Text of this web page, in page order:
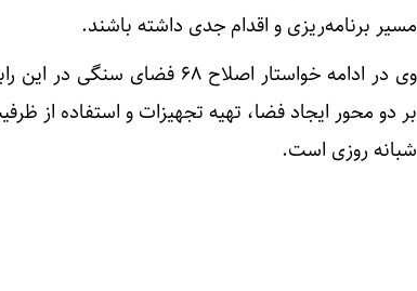
مسیر برنامه‌ریزی و اقدام جدی داشته باشند.
وی در ادامه خواستار اصلاح
بر دو محور ایجاد فضا، تهیه تجهیزات و استفاده از
شبانه روزی است.